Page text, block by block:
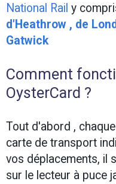
National Rail y
d'Heathrow , de
Gatwick
Comment
OysterCard ?
Tout d'abord ,
carte de transport
vos déplacements, il
sur le lecteur à puce